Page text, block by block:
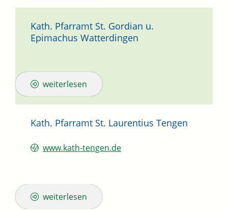
Kath. Pfarramt St. Gordian u.
Epimachus Watterdingen
weiterlesen
Kath. Pfarramt St. Laurentius Tengen
www.kath-tengen.de
weiterlesen